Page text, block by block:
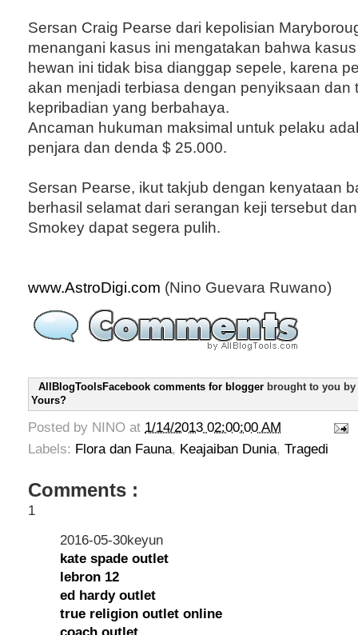
Sersan Craig Pearse dari kepolisian
menangani kasus ini mengatakan bahwa
hewan ini tidak bisa dianggap sepele, karena
akan menjadi terbiasa dengan penyiksaan dan
kepribadian yang berbahaya.
Ancaman hukuman maksimal untuk pelaku
penjara dan denda $ 25.000.
Sersan Pearse, ikut takjub dengan kenyataan
berhasil selamat dari serangan keji tersebut
Smokey dapat segera pulih.
www.AstroDigi.com (Nino Guevara Ruwano)
AllBlogToolsFacebook comments for blogger brought to you by
Yours?
Posted by NINO at 1/14/2013 02:00:00 AM
Labels: Flora dan Fauna, Keajaiban Dunia, Tragedi
Comments :
1
2016-05-30keyun
kate spade outlet
lebron 12
ed hardy outlet
true religion outlet online
coach outlet